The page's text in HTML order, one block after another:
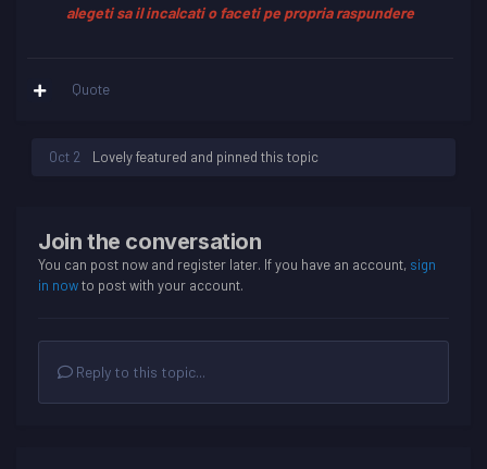
alegeti sa il incalcati o faceti pe propria raspundere
Quote
Oct 2 Lovelyfeatured and pinned this topic
Join the conversation
You can post now and register later. If you have an account, sign
in nowto post with your account.
Reply to this topic...